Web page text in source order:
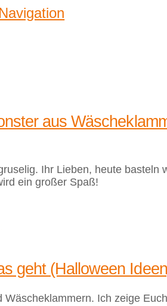
Navigation
aus
Ihr Lieben, heute basteln
ein großer Spaß!
geht (Halloween
Ich zeige